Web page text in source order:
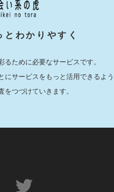
わかりやすく
ために必要なサービスです。
にサービスをもっと活用できるよう
をつづけていきます。